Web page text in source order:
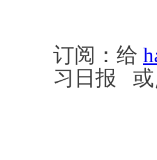
订阅：给
习日报 或